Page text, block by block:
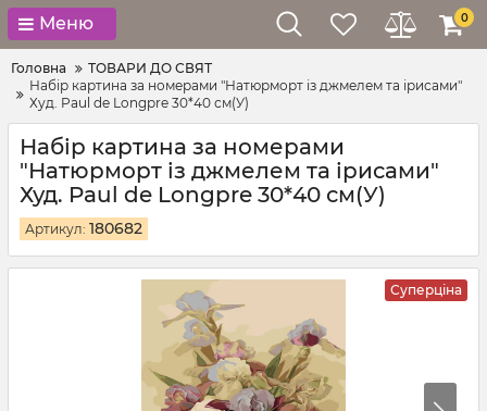
Меню 0
Головна
ТОВАРИ ДО СВЯТ
Набір картина за номерами "Натюрморт із джмелем та ірисами"
Худ. Paul de Longpre 30*40 см(У)
Набір картина за номерами
"Натюрморт із джмелем та ірисами"
Худ. Paul de Longpre 30*40 см(У)
Артикул: 180682
Суперціна